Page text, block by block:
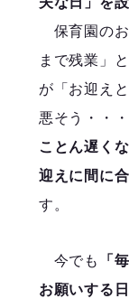
保育園のお
まで残業」
が「お迎え
悪そう・・
ことん遅く
迎えに間に
す。
今でも
「
お願いする日